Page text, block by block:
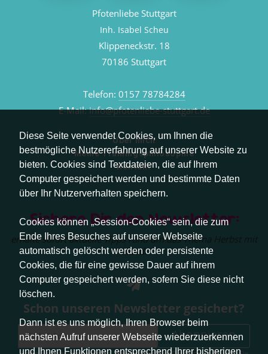
Diese Seite verwendet Cookies, um Ihnen die
bestmögliche Nutzererfahrung auf unserer Website zu
bieten. Cookies sind Textdateien, die auf Ihrem
Computer gespeichert werden und bestimmte Daten
über Ihr Nutzerverhalten speichern.
Cookies können „Session-Cookies“ sein, die zum
Ende Ihres Besuches auf unserer Webseite
automatisch gelöscht werden oder persistente
Cookies, die für eine gewisse Dauer auf ihrem
Computer gespeichert werden, sofern Sie diese nicht
löschen.
Dann ist es uns möglich, Ihren Browser beim
nächsten Aufruf unserer Webseite wiederzuerkennen
und Ihnen Funktionen entsprechend Ihrer bisherigen
Pfotenliebe Stuttgart
Inh. Isabel Scheu
Klippeneckstr. 18
70186 Stuttgart
Telefon: 0157 78784284
E-Mail:info@pfotenliebe-stuttgart.de
Über mich
Meine Trainingsphilosophie
Kontakt
Sichere Dir den Newsletter:
erhalte sofort aktuelle Tipps rund um das Thema Herbst mit
Hund.
Schon unseren Newsletter gesichert?
Abonnieren